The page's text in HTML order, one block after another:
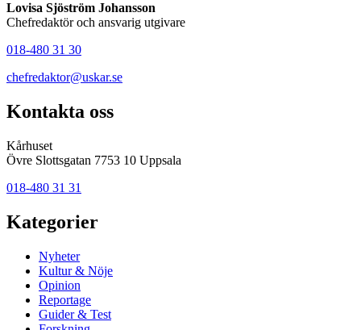
Lovisa Sjöström Johansson
Chefredaktör och ansvarig utgivare
018-480 31 30
chefredaktor@uskar.se
Kontakta oss
Kårhuset
Övre Slottsgatan 7753 10 Uppsala
018-480 31 31
Kategorier
Nyheter
Kultur & Nöje
Opinion
Reportage
Guider & Test